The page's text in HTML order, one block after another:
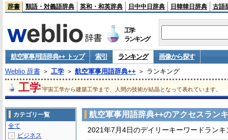
辞書 類語・対義語辞典 英和・和英辞典 日中中日辞典 日韓韓日辞典 古語
工学
ランキング
航空軍事用語辞典++ トップ 索引 ランキング
画像から探す
Weblio 辞書＞ 工学＞ 航空軍事用語辞典++ ＞ ランキング
工学 宇宙工学から建築工学まで、人間の技術が結晶となって表れています。
航空軍事用語辞典++のアクセスラン
2021年7月4日のデイリーキーワードランキ
カテゴリ一覧
全て
＋ ビジネス